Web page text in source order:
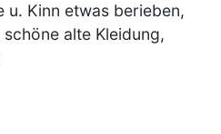
u. Kinn etwas berieben,
alte Kleidung,